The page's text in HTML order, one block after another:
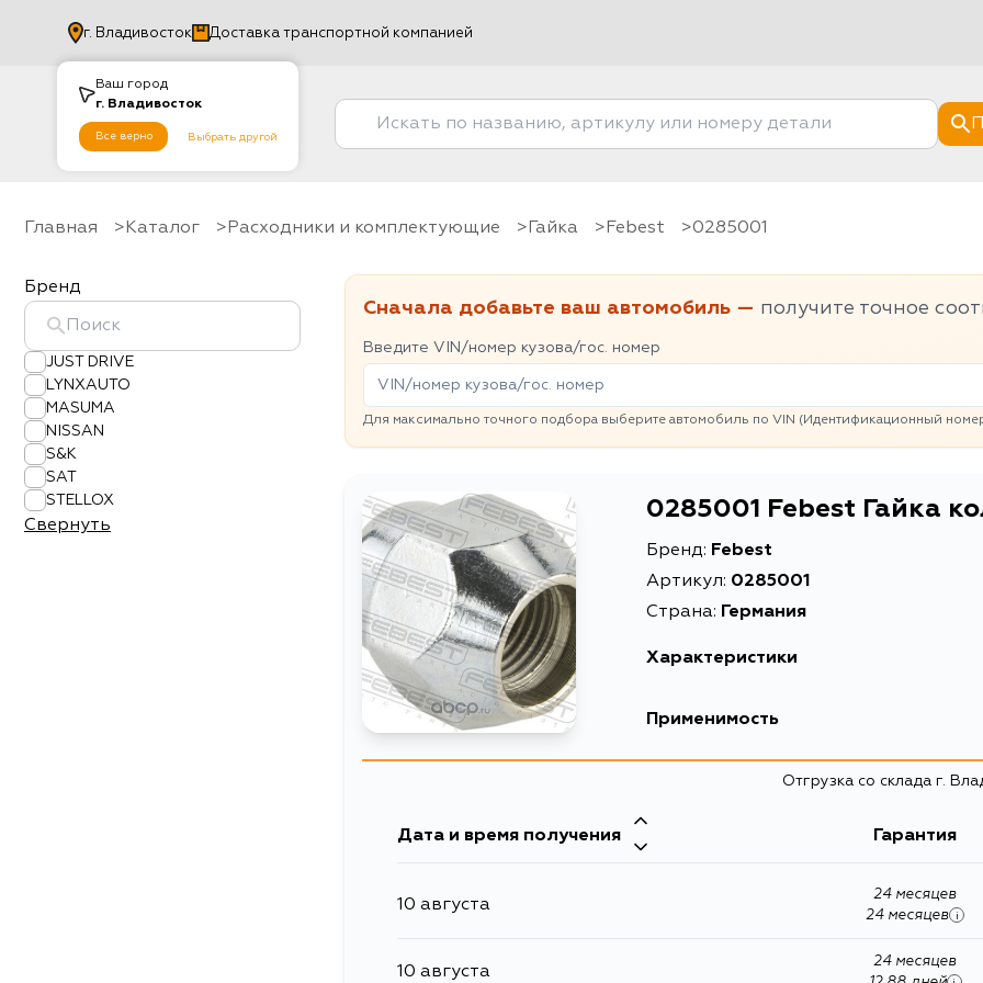
Ваш город
г. Владивосток
Все верно Выбрать другой
г. Владивосток Доставка транспортной компанией
Главная Каталог Расходники и комплектующие гайка Febest 0285001
Бренд
JUST DRIVE
LYNXAUTO
MASUMA
NISSAN
S&K
SAT
STELLOX
Свернуть
Сначала добавьте ваш автомобиль — получите точное
Введите VIN/номер кузова/гос. номер
Для максимально точного подбора выберите автомобиль по VIN (Идентификационный
0285001 Febest Гайка
Бренд: Febest
Артикул: 0285001
Страна: Германия
Характеристики
EAN-13
Применимость
Отгрузка со склада г.
Дата и время получения Гарантия
10 августа
24 месяцев
24 месяцев
i
10 августа
24 месяцев